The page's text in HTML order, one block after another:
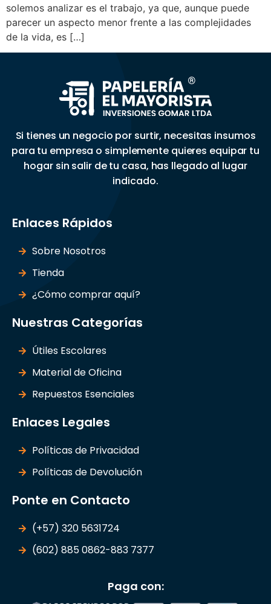
solemos analizar es el trabajo, ya que, aunque puede
parecer un aspecto menor frente a las complejidades
de la vida, es […]
Si tienes un negocio por surtir, necesitas insumos
para tu empresa o simplemente quieres equipar tu
hogar sin salir de tu casa, has llegado al lugar
indicado.
Enlaces Rápidos
Sobre Nosotros
Tienda
¿Cómo comprar aquí?
Nuestras Categorías
Útiles Escolares
Material de Oficina
Repuestos Esenciales
Enlaces Legales
Políticas de Privacidad
Políticas de Devolución
Ponte en Contacto
(+57) 320 5631724
(602) 885 0862-883 7377
Paga con: